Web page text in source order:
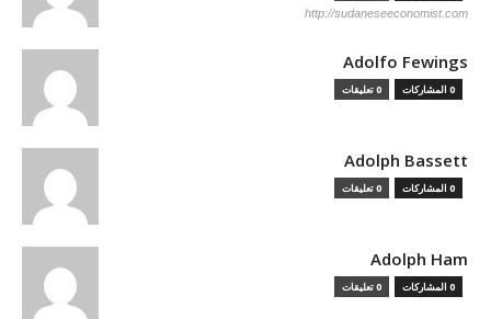
http://sudaneseeconomist.com
Adolfo Fewings
0 المشاركات 0 تعليقات
Adolph Bassett
0 المشاركات 0 تعليقات
Adolph Ham
0 المشاركات 0 تعليقات